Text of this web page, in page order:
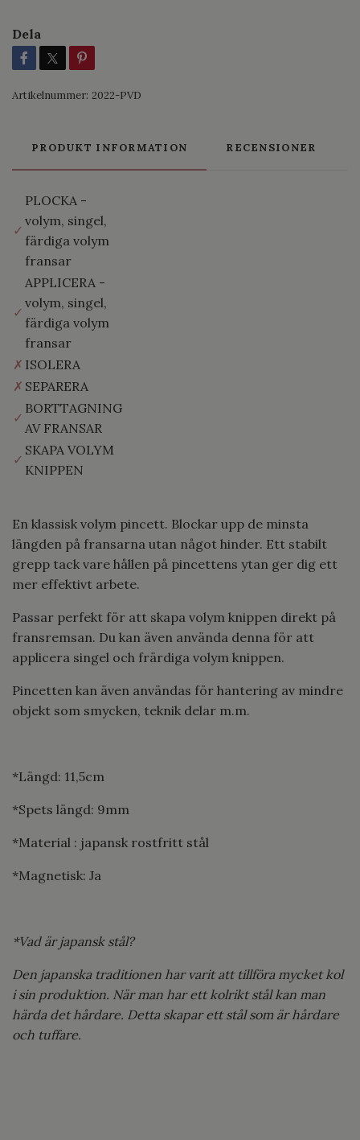
Dela
Artikelnummer: 2022-PVD
PRODUKT INFORMATION RECENSIONER
✓
PLOCKA -
volym, singel,
färdiga volym
fransar
✓
APPLICERA -
volym, singel,
färdiga volym
fransar
✗ ISOLERA
✗ SEPARERA
✓
BORTTAGNING
AV FRANSAR
✓
SKAPA VOLYM
KNIPPEN
En klassisk volym pincett. Blockar upp de minsta
längden på fransarna utan något hinder. Ett stabilt
grepp tack vare hållen på pincettens ytan ger dig ett
mer effektivt arbete.
Passar perfekt för att skapa volym knippen direkt på
fransremsan. Du kan även använda denna för att
applicera singel och frärdiga volym knippen.
Pincetten kan även användas för hantering av mindre
objekt som smycken, teknik delar m.m.
*Längd: 11,5cm
*Spets längd: 9mm
*Material : japansk rostfritt stål
*Magnetisk: Ja
*Vad är japansk stål?
Den japanska traditionen har varit att tillföra mycket kol
i sin produktion. När man har ett kolrikt stål kan man
härda det hårdare. Detta skapar ett stål som är hårdare
och tuffare.